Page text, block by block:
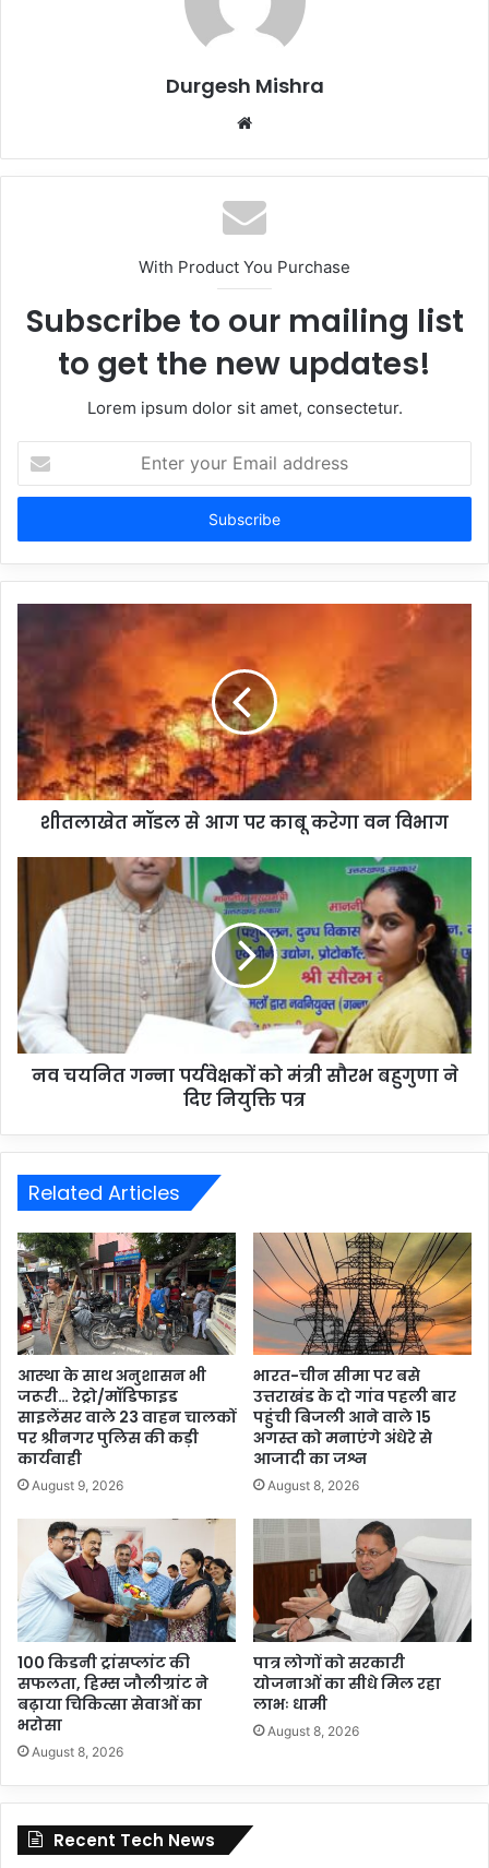
Durgesh Mishra
Website
With Product You Purchase
Subscribe to our mailing list
to get the new updates!
Lorem ipsum dolor sit amet, consectetur.
your
Email
शीतलाखेत मॉडल से आग पर काबू करेगा वन विभाग
नव चयनित गन्ना पर्यवेक्षकों को मंत्री सौरभ बहुगुणा ने
दिए नियुक्ति पत्र
Related Articles
आस्था के साथ अनुशासन भी
जरूरी… रेट्रो/मॉडिफाइड
साइलेंसर वाले 23 वाहन चालकों
पर श्रीनगर पुलिस की कड़ी
कार्यवाही
August 9, 2026
भारत-चीन सीमा पर बसे
उत्तराखंड के दो गांव पहली बार
पहुंची बिजली आने वाले 15
अगस्त को मनाएंगे अंधेरे से
आजादी का जश्न
August 8, 2026
100 किडनी ट्रांसप्लांट की
सफलता, हिम्स जौलीग्रांट ने
बढ़ाया चिकित्सा सेवाओं का
भरोसा
August 8, 2026
पात्र लोगों को सरकारी
योजनाओं का सीधे मिल रहा
लाभः धामी
August 8, 2026
Recent Tech News